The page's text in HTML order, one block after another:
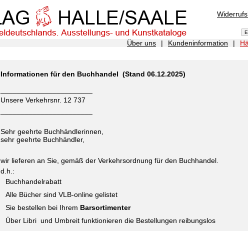
Über uns | Kundeninformation |
Informationen für den Buchhandel (Stand 06.12.2025)
Unsere Verkehrsnr. 12 737
Sehr geehrte Buchhändlerinnen,
sehr geehrte Buchhändler,
wir lieferen an Sie, gemäß der Verkehrsordnung für den Buchhandel.
d.h.:
Buchhandelrabatt
Alle Bücher sind VLB-online gelistet
Sie bestellen bei Ihrem Barsortimenter
Über Libri und Umbreit funktionieren die Bestellungen reibungslos